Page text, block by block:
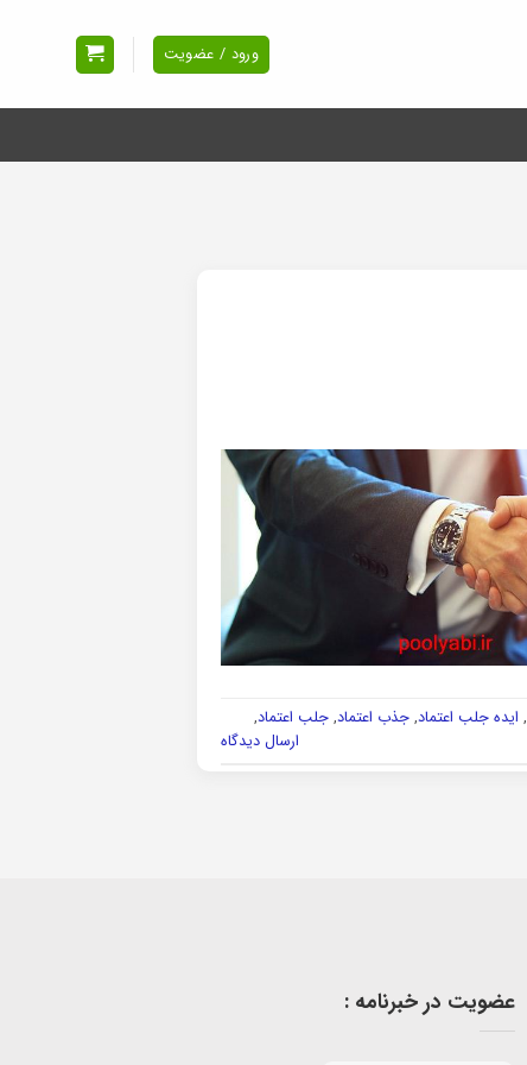
ورود / عضویت
, ایده جلب اعتماد,جذب اعتماد,جلب اعتماد,
ارسال دیدگاه
عضویت در خبرنامه :